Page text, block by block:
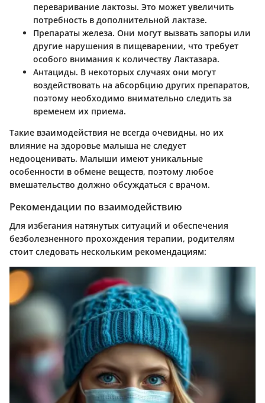
переваривание лактозы. Это может увеличить
потребность в дополнительной лактазе.
Препараты железа. Они могут вызвать запоры или
другие нарушения в пищеварении, что требует
особого внимания к количеству Лактазара.
Антациды. В некоторых случаях они могут
воздействовать на абсорбцию других препаратов,
поэтому необходимо внимательно следить за
временем их приема.
Такие взаимодействия не всегда очевидны, но их
влияние на здоровье малыша не следует
недооценивать. Малыши имеют уникальные
особенности в обмене веществ, поэтому любое
вмешательство должно обсуждаться с врачом.
Рекомендации по взаимодействию
Для избегания натянутых ситуаций и обеспечения
безболезненного прохождения терапии, родителям
стоит следовать нескольким рекомендациям: